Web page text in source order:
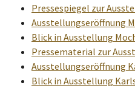
Pressespiegel zur
Ausstellungseröffnung
Blick in Ausstellung
Pressematerial zur
Ausstellungseröffnung
Blick in Ausstellung